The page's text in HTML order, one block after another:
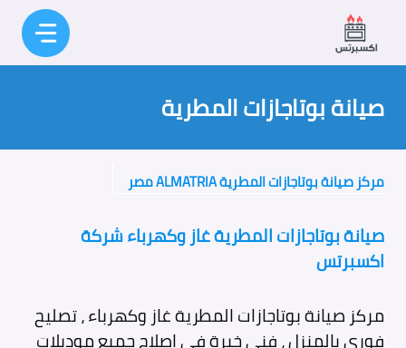
المحتوى
صيانة بوتاجازات المطرية
مركز صيانة بوتاجازات المطرية ALMATRIA مصر
صيانة بوتاجازات المطرية غاز وكهرباء شركة
اكسبرتس
مركز صيانة بوتاجازات المطرية غاز وكهرباء ، تصليح
فوري بالمنزل ، فني خبرة في اصلاح جميع موديلات